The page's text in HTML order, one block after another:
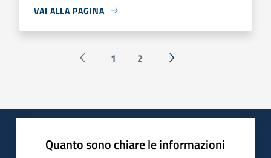
VAI ALLA PAGINA
Pagina precedente
1 2 Successiva »
Quanto sono chiare le informazioni